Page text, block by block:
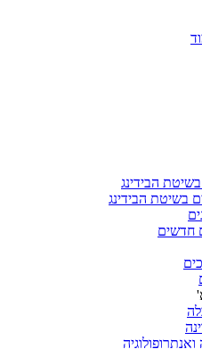
הבידינג
בשיטת הבידינג
חדשים
ואנתרופולוגיה